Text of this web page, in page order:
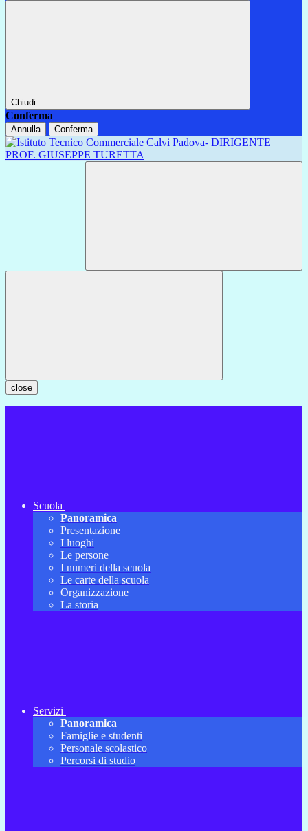
Chiudi
Conferma
Annulla Conferma
close
Scuola
Panoramica
Presentazione
I luoghi
Le persone
I numeri della scuola
Le carte della scuola
Organizzazione
La storia
Servizi
Panoramica
Famiglie e studenti
Personale scolastico
Percorsi di studio